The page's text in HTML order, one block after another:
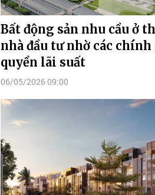
Bất động sản nhu cầu ở
nhà đầu tư nhờ các chính
quyền lãi suất
06/05/2026 09:00